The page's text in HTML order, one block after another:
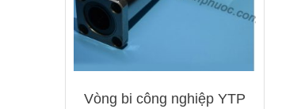
Vòng bi công nghiệp YTP